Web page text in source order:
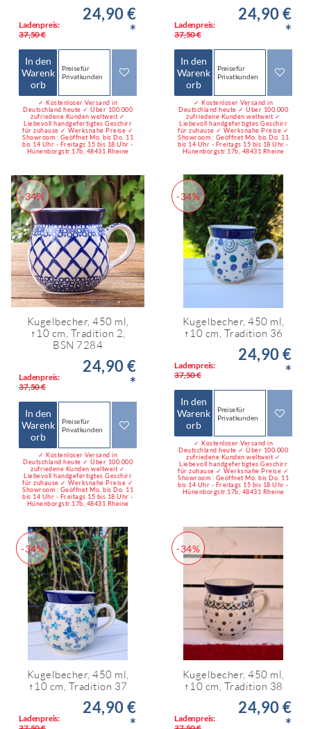
Ladenpreis:
37,50 €
24,90 €
*
In den
Warenk
orb
Preise für
Privatkunden
✓ Kostenloser Versand in
Deutschland heute ✓ Über 100.000
zufriedene Kunden weltweit ✓
Liebevoll handgefertigtes Geschirr
für zuhause ✓ Werksnahe Preise ✓
Showroom : Geöffnet Mo. bis Do. 11
bis 14 Uhr - Freitags 15 bis 18 Uhr -
Hünenborgstr.17b, 48431 Rheine
Ladenpreis:
37,50 €
24,90 €
*
In den
Warenk
orb
Preise für
Privatkunden
✓ Kostenloser Versand in
Deutschland heute ✓ Über 100.000
zufriedene Kunden weltweit ✓
Liebevoll handgefertigtes Geschirr
für zuhause ✓ Werksnahe Preise ✓
Showroom : Geöffnet Mo. bis Do. 11
bis 14 Uhr - Freitags 15 bis 18 Uhr -
Hünenborgstr.17b, 48431 Rheine
-34%
Kugelbecher, 450 ml,
↑10 cm, Tradition 2,
BSN 7284
Ladenpreis:
37,50 €
24,90 €
*
In den
Warenk
orb
Preise für
Privatkunden
✓ Kostenloser Versand in
Deutschland heute ✓ Über 100.000
zufriedene Kunden weltweit ✓
Liebevoll handgefertigtes Geschirr
für zuhause ✓ Werksnahe Preise ✓
Showroom : Geöffnet Mo. bis Do. 11
bis 14 Uhr - Freitags 15 bis 18 Uhr -
Hünenborgstr.17b, 48431 Rheine
-34%
Kugelbecher, 450 ml,
↑10 cm, Tradition 36
Ladenpreis:
37,50 €
24,90 €
*
In den
Warenk
orb
Preise für
Privatkunden
✓ Kostenloser Versand in
Deutschland heute ✓ Über 100.000
zufriedene Kunden weltweit ✓
Liebevoll handgefertigtes Geschirr
für zuhause ✓ Werksnahe Preise ✓
Showroom : Geöffnet Mo. bis Do. 11
bis 14 Uhr - Freitags 15 bis 18 Uhr -
Hünenborgstr.17b, 48431 Rheine
-34%
Kugelbecher, 450 ml,
↑10 cm, Tradition 37
Ladenpreis:
24,90 €
*
-34%
Kugelbecher, 450 ml,
↑10 cm, Tradition 38
Ladenpreis:
24,90 €
*